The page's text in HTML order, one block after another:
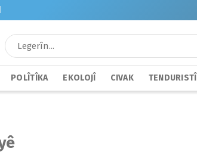
POLÎTÎKA EKOLOJÎ CIVAK TENDURISTÎ